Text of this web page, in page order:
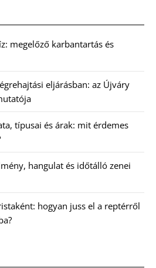
megelőző karbantartás és
eljárásban: az Újváry
típusai és árak: mit érdemes
hangulat és időtálló zenei
hogyan juss el a reptérről